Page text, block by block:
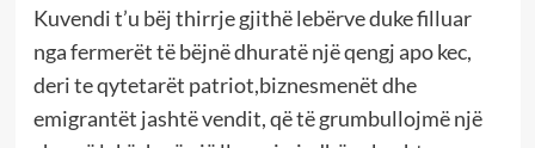
Kuvendi t’u bëj thirrje gjithë lebërve duke filluar
nga fermerët të bëjnë dhuratë një qengj apo kec,
deri te qytetarët patriot,biznesmenët dhe
emigrantët jashtë vendit, që të grumbullojmë një